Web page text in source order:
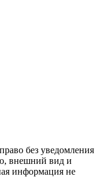
без уведомления
внешний вид и
информация не